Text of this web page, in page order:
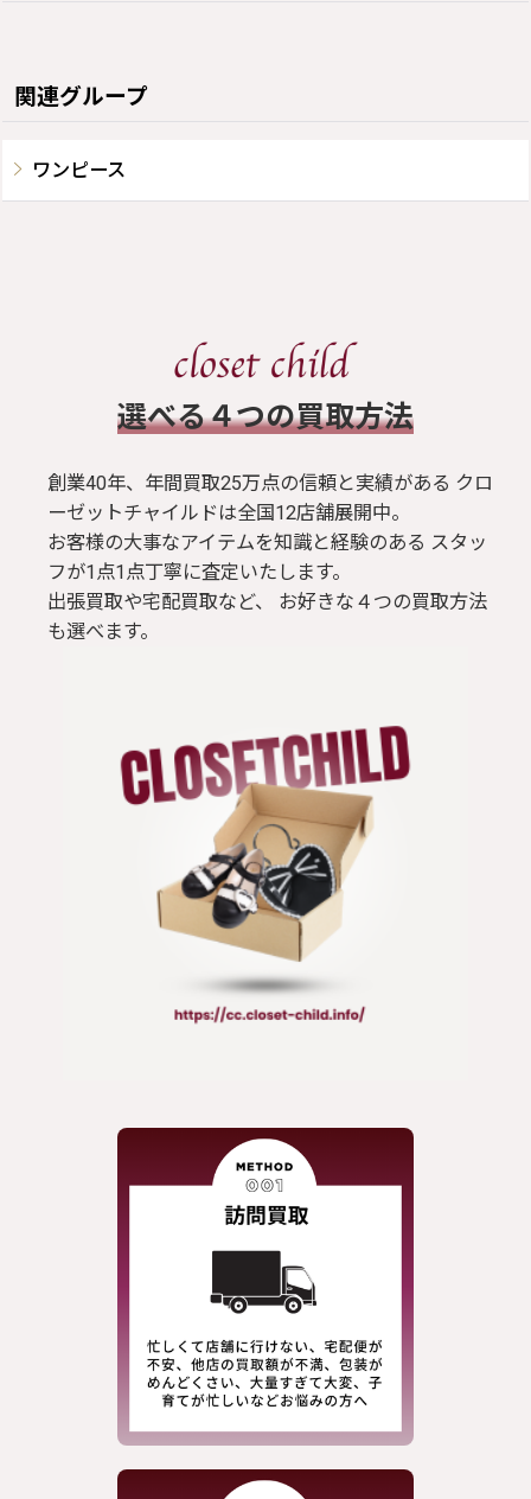
関連グループ
ワンピース
​選べる４つの買取方法
創業40年、年間買取25万点の信頼と実績がある クロ
ーゼットチャイルドは全国12店舗展開中。
お客様の大事なアイテムを知識と経験のある スタッ
フが1点1点丁寧に査定いたします。
出張買取や宅配買取など、 お好きな４つの買取方法
も選べます。